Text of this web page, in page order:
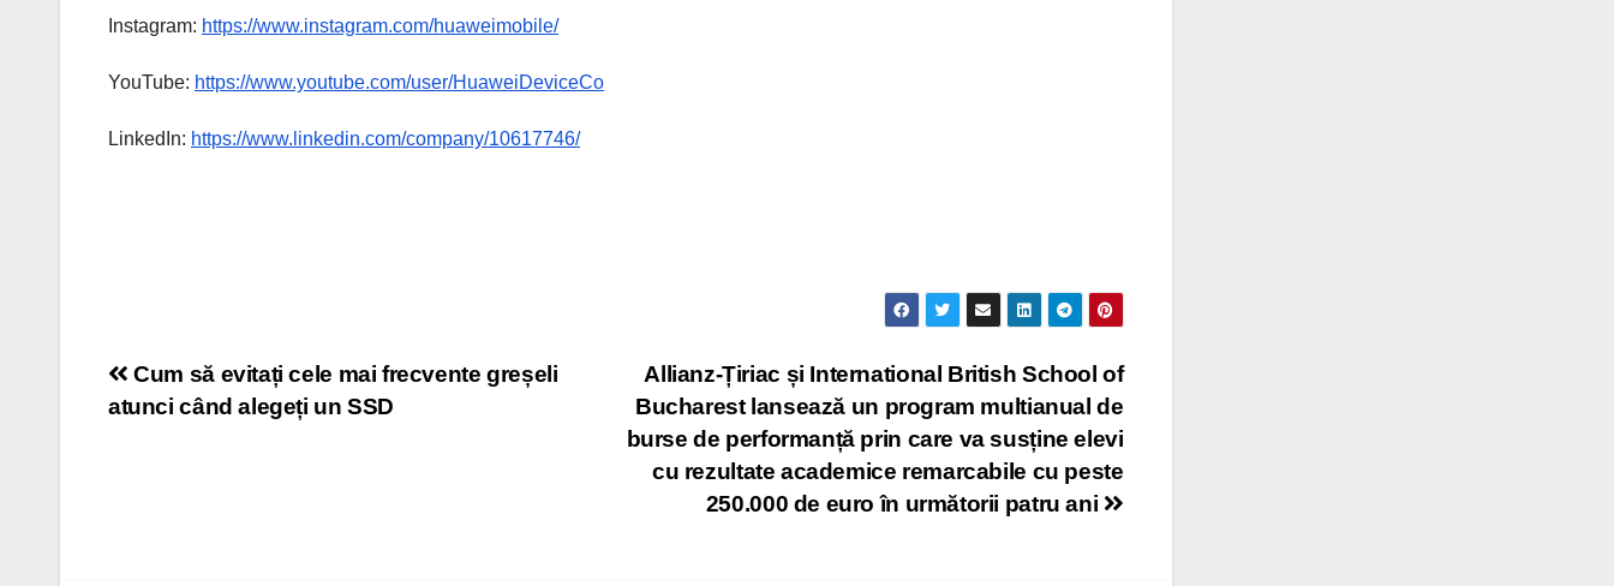
Instagram: https://www.instagram.com/huaweimobile/
YouTube: https://www.youtube.com/user/HuaweiDeviceCo
LinkedIn: https://www.linkedin.com/company/10617746/
Post
navigation
Allianz-Țiriac și International British School of
Bucharest lansează un program multianual de
burse de performanță prin care va susține elevi
cu rezultate academice remarcabile cu peste
250.000 de euro în următorii patru ani
Cum să evitați cele mai frecvente greșeli
atunci când alegeți un SSD